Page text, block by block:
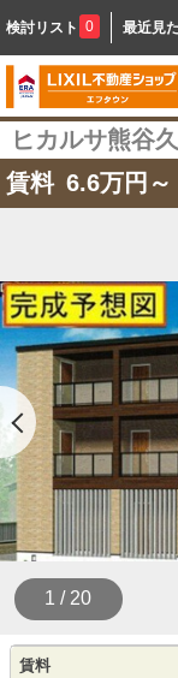
検討リスト 0 最近見
ヒカルサ熊谷
賃料 6.6万円～
1 / 20
賃料